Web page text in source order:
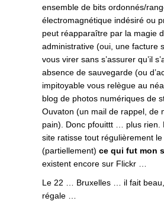
ensemble de bits ordonnés/
électromagnétique indésiré ou
peut réapparaître par la magie
administrative (oui, une facture
vous virer sans s’assurer qu’il
absence de sauvegarde (ou
impitoyable vous relègue au
blog de photos numériques de
Ouvaton (un mail de rappel,
pain). Donc pfouittt … plus rien.
site ratisse tout régulièrement
(partiellement) ce qui fut mon
existent encore sur Flickr …
Le 22 … Bruxelles … il fait
régale …